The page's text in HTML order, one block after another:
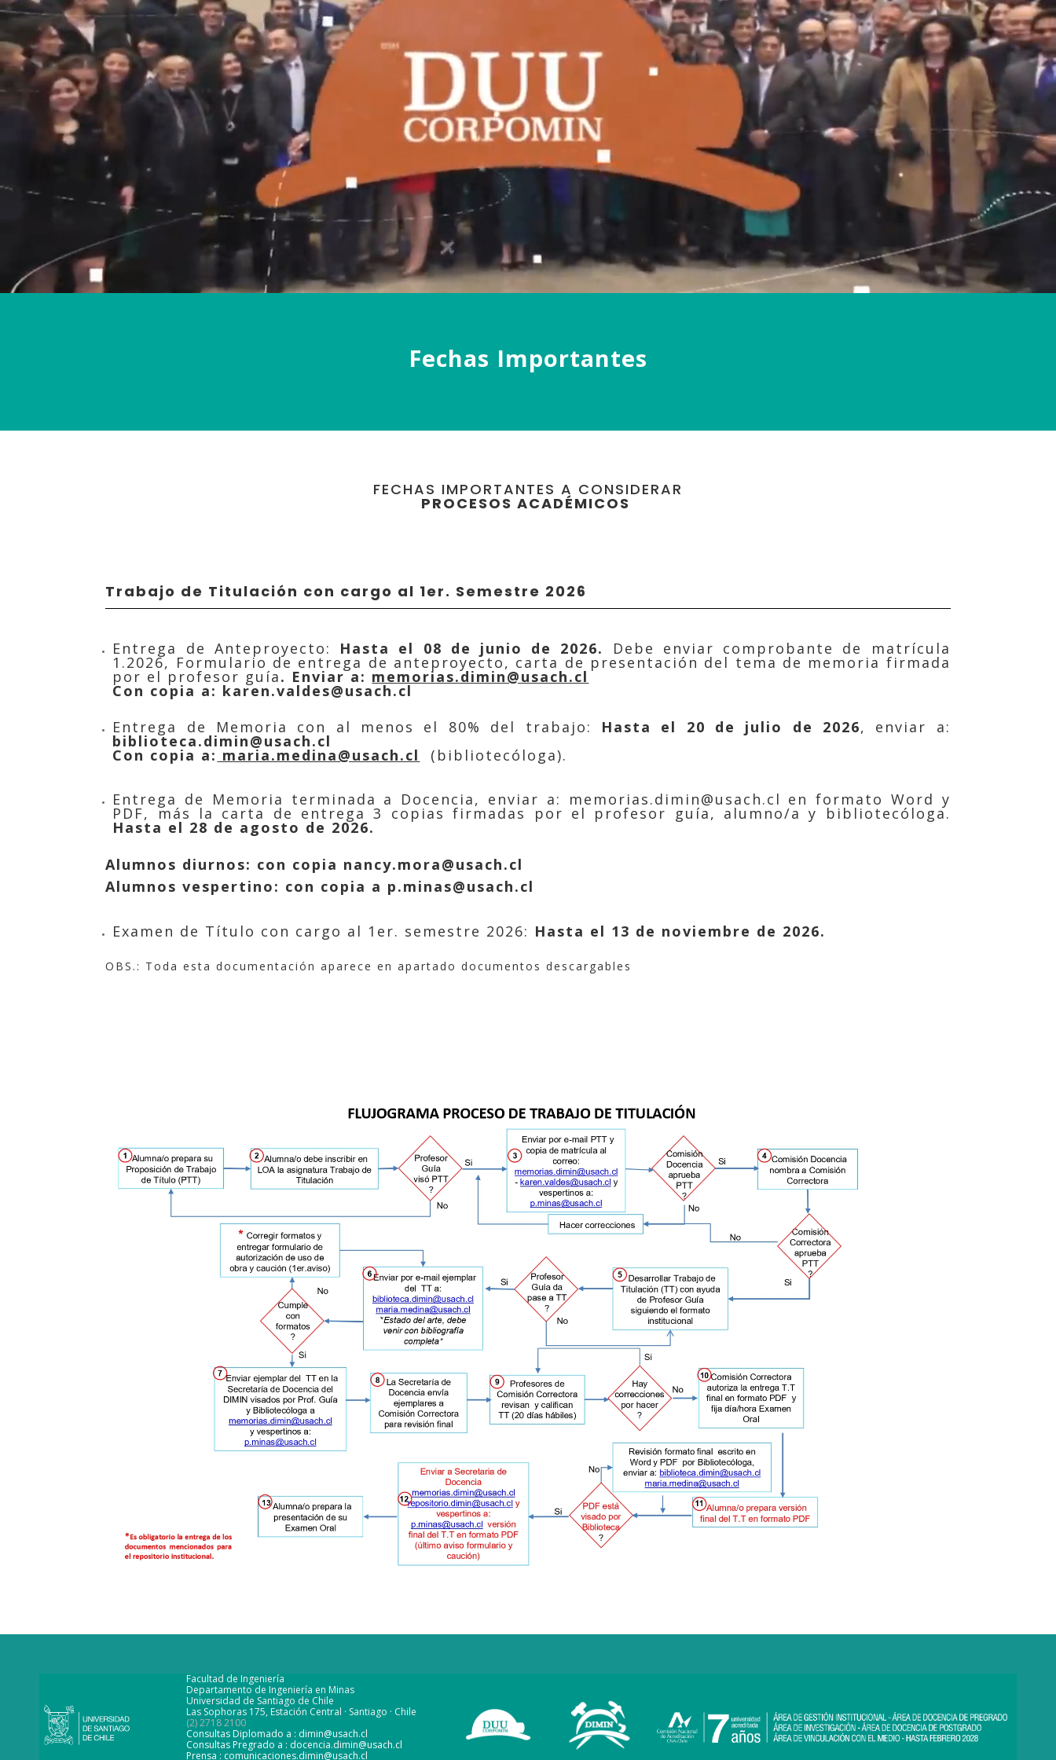
Fechas Importantes
FECHAS IMPORTANTES A CONSIDERAR
PROCESOS ACADÉMICOS
Trabajo de Titulación con cargo al 1er. Semestre 2026
Entrega de Anteproyecto: Hasta el 08 de junio de 2026. Debe enviar comprobante de matrícula
1.2026, Formulario de entrega de anteproyecto, carta de presentación del tema de memoria firmada
por el profesor guía. Enviar a: memorias.dimin@usach.cl
Con copia a: karen.valdes@usach.cl
Entrega de Memoria con al menos el 80% del trabajo:
Hasta el 20 de julio de 2026, enviar a:
biblioteca.dimin@usach.cl
Con copia a: maria.medina@usach.cl (bibliotecóloga).
Entrega de Memoria terminada a Docencia, enviar a: memorias.dimin@usach.cl en formato Word y
PDF, más la carta de entrega 3 copias firmadas por el profesor guía, alumno/a y bibliotecóloga.
Hasta el 28 de agosto de 2026.
Alumnos diurnos: con copia nancy.mora@usach.cl
Alumnos vespertino: con copia a p.minas@usach.cl
Examen de Título con cargo al 1er. semestre 2026: Hasta el 13 de noviembre de 2026.
OBS.: Toda esta documentación aparece en apartado documentos descargables
Facultad de Ingeniería
Departamento de Ingeniería en Minas
Universidad de Santiago de Chile
Las Sophoras 175, Estación Central · Santiago · Chile
(2) 2718 2100
Consultas Diplomado a : dimin@usach.cl
Consultas Pregrado a : docencia.dimin@usach.cl
Prensa : comunicaciones.dimin@usach.cl